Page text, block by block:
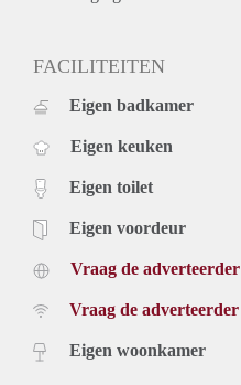
FACILITEITEN
Eigen badkamer
Eigen keuken
Eigen toilet
Eigen voordeur
Vraag de adverteerder
Vraag de adverteerder
Eigen woonkamer